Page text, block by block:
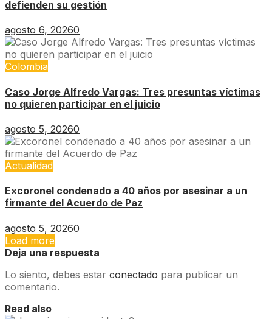
defienden su gestión
agosto 6, 20260
Colombia
Caso Jorge Alfredo Vargas: Tres presuntas víctimas
no quieren participar en el juicio
agosto 5, 20260
Actualidad
Excoronel condenado a 40 años por asesinar a un
firmante del Acuerdo de Paz
agosto 5, 20260
Load more
Deja una respuesta
Lo siento, debes estar conectado para publicar un
comentario.
Read also